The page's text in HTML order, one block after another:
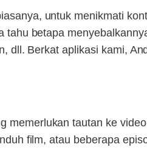
untuk menikmati
betapa
dll. Berkat aplikasi kami,
tautan ke
film, atau beberapa